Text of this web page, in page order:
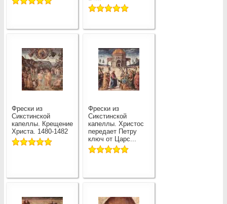
Фрески из
Сикстинской
капеллы. Крещение
Христа. 1480-1482
Фрески из
Сикстинской
капеллы. Христос
передает Петру
ключ от Царс...